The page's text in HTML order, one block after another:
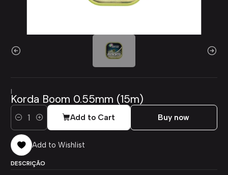
|
Korda Boom 0.55mm (15m)
Quantity Add to Cart Buy now
Add to Wishlist
DESCRIÇÃO